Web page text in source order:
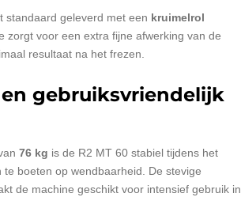
standaard geleverd met een kruimelrol
zorgt voor een extra fijne afwerking van de
resultaat na het frezen.
gebruiksvriendelijk
76 kg is de R2 MT 60 stabiel tijdens het
te boeten op wendbaarheid. De stevige
de machine geschikt voor intensief gebruik in